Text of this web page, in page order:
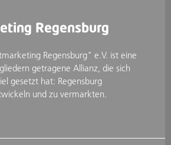
Regensburg
Regensburg" e.V. ist eine
getragene Allianz, die sich
gesetzt hat: Regensburg
und zu vermarkten.